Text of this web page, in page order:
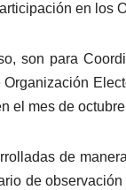
en los
son para
el mes de
de
de